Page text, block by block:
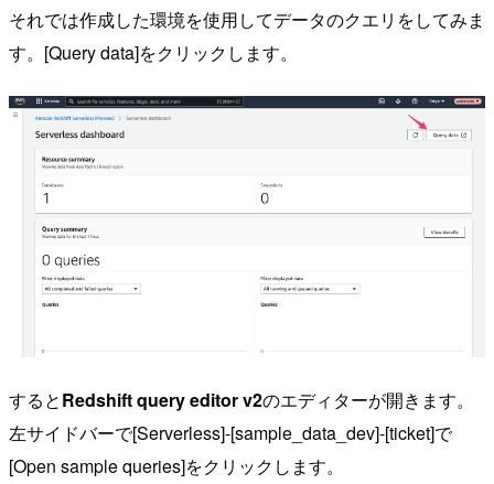
それでは作成した環境を使用してデータのクエリをしてみま
す。[Query data]をクリックします。
するとRedshift query editor v2のエディターが開きます。
左サイドバーで[Serverless]-[sample_data_dev]-[ticket]で
[Open sample queries]をクリックします。